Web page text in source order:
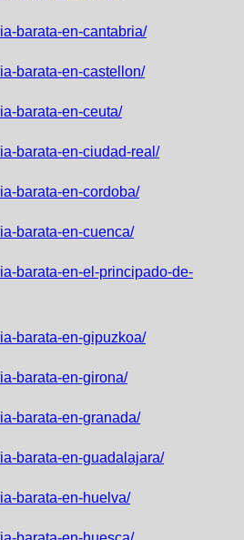
barata-en-cantabria/
barata-en-castellon/
barata-en-ceuta/
barata-en-ciudad-real/
barata-en-cordoba/
barata-en-cuenca/
barata-en-el-principado-de-
barata-en-gipuzkoa/
barata-en-girona/
barata-en-granada/
barata-en-guadalajara/
barata-en-huelva/